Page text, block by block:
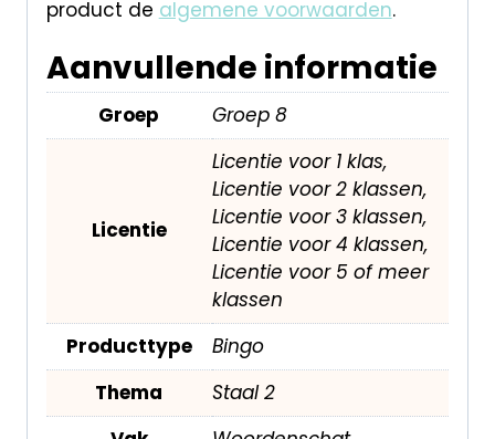
product de algemene voorwaarden.
Aanvullende informatie
Groep Groep 8
Licentie
Licentie voor 1 klas,
Licentie voor 2 klassen,
Licentie voor 3 klassen,
Licentie voor 4 klassen,
Licentie voor 5 of meer
klassen
Producttype
Bingo
Thema
Staal 2